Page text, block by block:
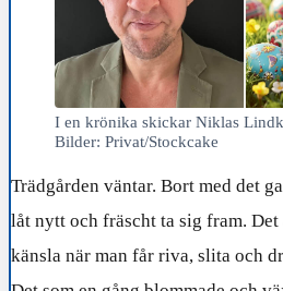
I en krönika skickar Niklas
Bilder: Privat/Stockcake
Trädgården väntar. Bort med det
låt nytt och fräscht ta sig fram.
känsla när man får riva, slita och